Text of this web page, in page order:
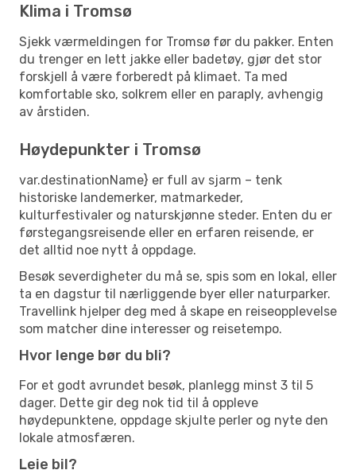
Klima i Tromsø
Sjekk værmeldingen for Tromsø før du pakker. Enten
du trenger en lett jakke eller badetøy, gjør det stor
forskjell å være forberedt på klimaet. Ta med
komfortable sko, solkrem eller en paraply, avhengig
av årstiden.
Høydepunkter i Tromsø
var.destinationName} er full av sjarm – tenk
historiske landemerker, matmarkeder,
kulturfestivaler og naturskjønne steder. Enten du er
førstegangsreisende eller en erfaren reisende, er
det alltid noe nytt å oppdage.
Besøk severdigheter du må se, spis som en lokal, eller
ta en dagstur til nærliggende byer eller naturparker.
Travellink hjelper deg med å skape en reiseopplevelse
som matcher dine interesser og reisetempo.
Hvor lenge bør du bli?
For et godt avrundet besøk, planlegg minst 3 til 5
dager. Dette gir deg nok tid til å oppleve
høydepunktene, oppdage skjulte perler og nyte den
lokale atmosfæren.
Leie bil?